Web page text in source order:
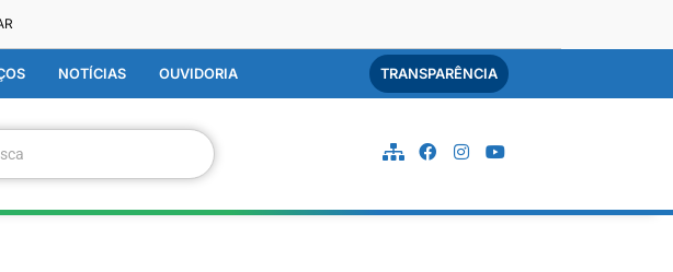
NOTÍCIAS OUVIDORIA TRANSPARÊNCIA